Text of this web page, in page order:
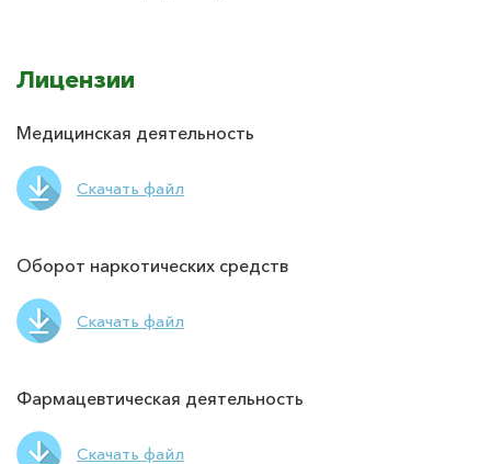
Лицензии
Медицинская деятельность
Скачать файл
Оборот наркотических средств
Скачать файл
Фармацевтическая деятельность
Скачать файл